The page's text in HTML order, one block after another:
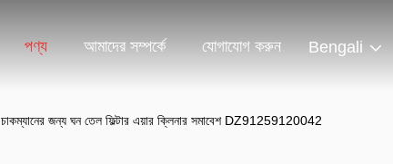
পণ্য আমাদের সম্পর্কে যোগাযোগ করুন Bengali
চাকম্যানের জন্য ঘন তেল ফিল্টার এয়ার ক্লিনার সমাবেশ DZ91259120042